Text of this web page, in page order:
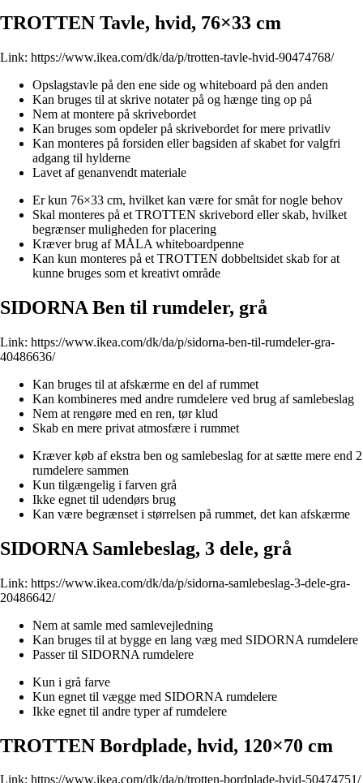
TROTTEN Tavle, hvid, 76×33 cm
Link: https://www.ikea.com/dk/da/p/trotten-tavle-hvid-90474768/
Opslagstavle på den ene side og whiteboard på den anden
Kan bruges til at skrive notater på og hænge ting op på
Nem at montere på skrivebordet
Kan bruges som opdeler på skrivebordet for mere privatliv
Kan monteres på forsiden eller bagsiden af skabet for valgfri
adgang til hylderne
Lavet af genanvendt materiale
Er kun 76×33 cm, hvilket kan være for småt for nogle behov
Skal monteres på et TROTTEN skrivebord eller skab, hvilket
begrænser muligheden for placering
Kræver brug af MÅLA whiteboardpenne
Kan kun monteres på et TROTTEN dobbeltsidet skab for at
kunne bruges som et kreativt område
SIDORNA Ben til rumdeler, grå
Link: https://www.ikea.com/dk/da/p/sidorna-ben-til-rumdeler-gra-
40486636/
Kan bruges til at afskærme en del af rummet
Kan kombineres med andre rumdelere ved brug af samlebeslag
Nem at rengøre med en ren, tør klud
Skab en mere privat atmosfære i rummet
Kræver køb af ekstra ben og samlebeslag for at sætte mere end 2
rumdelere sammen
Kun tilgængelig i farven grå
Ikke egnet til udendørs brug
Kan være begrænset i størrelsen på rummet, det kan afskærme
SIDORNA Samlebeslag, 3 dele, grå
Link: https://www.ikea.com/dk/da/p/sidorna-samlebeslag-3-dele-gra-
20486642/
Nem at samle med samlevejledning
Kan bruges til at bygge en lang væg med SIDORNA rumdelere
Passer til SIDORNA rumdelere
Kun i grå farve
Kun egnet til vægge med SIDORNA rumdelere
Ikke egnet til andre typer af rumdelere
TROTTEN Bordplade, hvid, 120×70 cm
Link: https://www.ikea.com/dk/da/p/trotten-bordplade-hvid-50474751/